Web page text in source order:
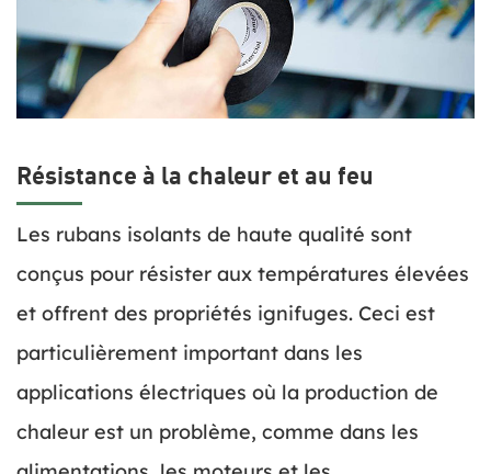
Résistance à la chaleur et au feu
Les rubans isolants de haute qualité sont
conçus pour résister aux températures élevées
et offrent des propriétés ignifuges. Ceci est
particulièrement important dans les
applications électriques où la production de
chaleur est un problème, comme dans les